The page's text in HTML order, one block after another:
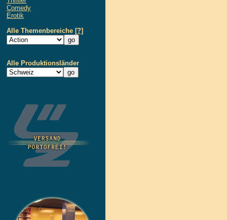
Comedy
Erotik
Alle Themenbereiche [?]
Alle Produktionsländer